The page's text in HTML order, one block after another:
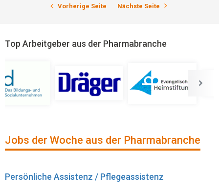
Vorherige Seite Nächste Seite
Top Arbeitgeber aus der Pharmabranche
Jobs der Woche aus der Pharmabranche
Persönliche Assistenz / Pflegeassistenz